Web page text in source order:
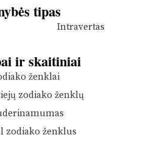
tipas
Intravertas
ir skaitiniai
ženklai
zodiako ženklų
zodiako ženklus